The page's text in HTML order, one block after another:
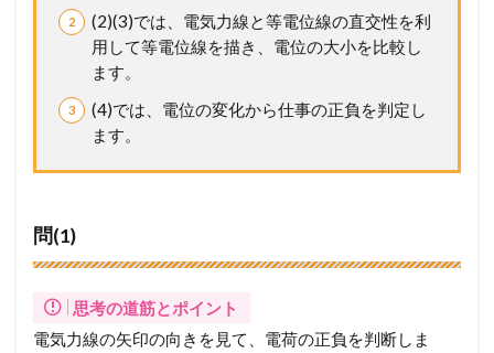
東
京
電
機
2.1
【
考
え
(2)(3)では、電気力線と等電位線の直交性を利
用して等電位線を描き、電位の大小を比較し
ます。
(4)では、電位の変化から仕事の正負を判定し
ます。
問(1)
思考の道筋とポイント
電気力線の矢印の向きを見て、電荷の正負を判断しま